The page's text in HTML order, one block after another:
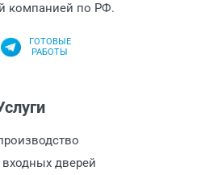
компанией по РФ.
ГОТОВЫЕ
РАБОТЫ
дверей